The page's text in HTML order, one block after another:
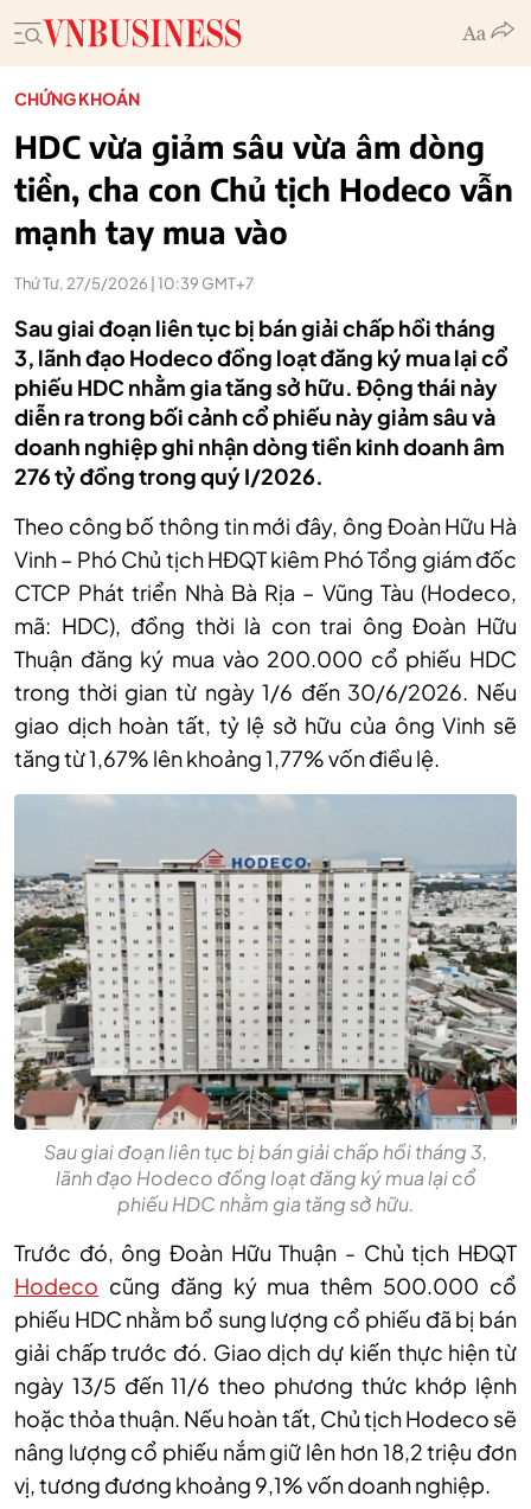
CHỨNG KHOÁN
HDC vừa giảm sâu vừa âm dòng
tiền, cha con Chủ tịch Hodeco vẫn
mạnh tay mua vào
Thứ Tư, 27/5/2026 | 10:39 GMT+7
Sau giai đoạn liên tục bị bán giải chấp hồi tháng
3, lãnh đạo Hodeco đồng loạt đăng ký mua lại cổ
phiếu HDC nhằm gia tăng sở hữu. Động thái này
diễn ra trong bối cảnh cổ phiếu này giảm sâu và
doanh nghiệp ghi nhận dòng tiền kinh doanh âm
276 tỷ đồng trong quý I/2026.
Theo công bố thông tin mới đây, ông Đoàn Hữu Hà
Vinh – Phó Chủ tịch HĐQT kiêm Phó Tổng giám đốc
CTCP Phát triển Nhà Bà Rịa – Vũng Tàu (Hodeco,
mã: HDC), đồng thời là con trai ông Đoàn Hữu
Thuận đăng ký mua vào 200.000 cổ phiếu HDC
trong thời gian từ ngày 1/6 đến 30/6/2026. Nếu
giao dịch hoàn tất, tỷ lệ sở hữu của ông Vinh sẽ
tăng từ 1,67% lên khoảng 1,77% vốn điều lệ.
Sau giai đoạn liên tục bị bán giải chấp hồi tháng 3,
lãnh đạo Hodeco đồng loạt đăng ký mua lại cổ
phiếu HDC nhằm gia tăng sở hữu.
Trước đó, ông Đoàn Hữu Thuận - Chủ tịch HĐQT
Hodeco cũng đăng ký mua thêm 500.000 cổ
phiếu HDC nhằm bổ sung lượng cổ phiếu đã bị bán
giải chấp trước đó. Giao dịch dự kiến thực hiện từ
ngày 13/5 đến 11/6 theo phương thức khớp lệnh
hoặc thỏa thuận. Nếu hoàn tất, Chủ tịch Hodeco sẽ
nâng lượng cổ phiếu nắm giữ lên hơn 18,2 triệu đơn
vị, tương đương khoảng 9,1% vốn doanh nghiệp.